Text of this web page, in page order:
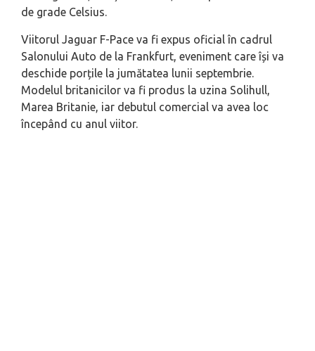
de grade Celsius.
Viitorul Jaguar F-Pace va fi expus oficial în cadrul
Salonului Auto de la Frankfurt, eveniment care își va
deschide porțile la jumătatea lunii septembrie.
Modelul britanicilor va fi produs la uzina Solihull,
Marea Britanie, iar debutul comercial va avea loc
începând cu anul viitor.